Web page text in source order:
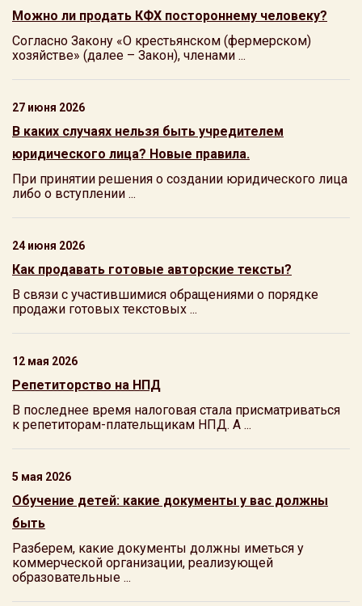
Можно ли продать КФХ постороннему человеку?
Согласно Закону «О крестьянском (фермерском)
хозяйстве» (далее – Закон), членами ...
27 июня 2026
В каких случаях нельзя быть учредителем
юридического лица? Новые правила.
При принятии решения о создании юридического лица
либо о вступлении ...
24 июня 2026
Как продавать готовые авторские тексты?
В связи с участившимися обращениями о порядке
продажи готовых текстовых ...
12 мая 2026
Репетиторство на НПД
В последнее время налоговая стала присматриваться
к репетиторам-плательщикам НПД. А ...
5 мая 2026
Обучение детей: какие документы у вас должны
быть
Разберем, какие документы должны иметься у
коммерческой организации, реализующей
образовательные ...